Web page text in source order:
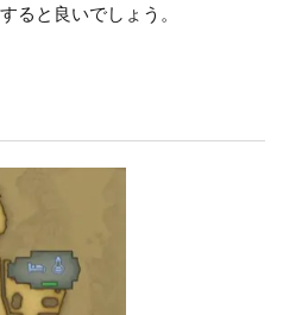
ると良いでしょう。